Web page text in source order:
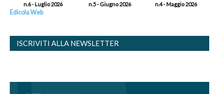
n.6 - Luglio 2026 n.5 - Giugno 2026 n.4 - Maggio 2026
Edicola Web
ISCRIVITI ALLA NEWSLETTER